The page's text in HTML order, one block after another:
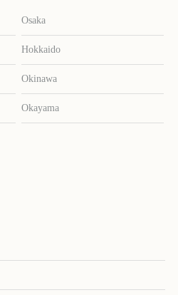
Osaka
Hokkaido
Okinawa
Okayama